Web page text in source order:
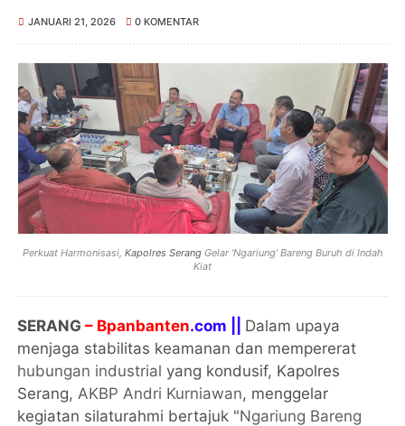
JANUARI 21, 2026 0 KOMENTAR
Perkuat Harmonisasi, Kapolres SerangGelar ‘Ngariung’ Bareng Buruh di Indah
Kiat
SERANG– Bpanbanten.com || Dalam upaya
menjaga stabilitas keamanan dan mempererat
hubungan industrial yang kondusif, Kapolres
Serang, AKBP Andri Kurniawan, menggelar
kegiatan silaturahmi bertajuk "Ngariung Bareng